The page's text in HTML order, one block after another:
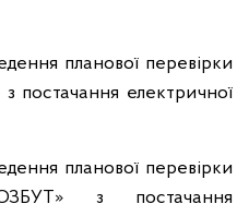
планової перевірки
постачання електричної
планової перевірки
з постачання